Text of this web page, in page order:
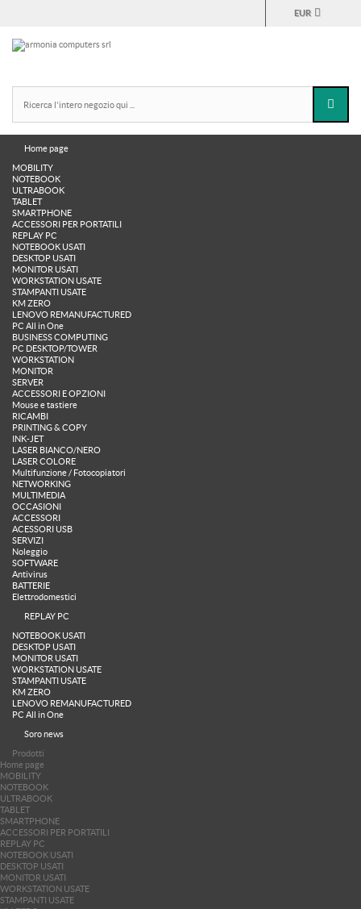
EUR
Home page
MOBILITY
NOTEBOOK
ULTRABOOK
TABLET
SMARTPHONE
ACCESSORI PER PORTATILI
REPLAY PC
NOTEBOOK USATI
DESKTOP USATI
MONITOR USATI
WORKSTATION USATE
STAMPANTI USATE
KM ZERO
LENOVO REMANUFACTURED
PC All in One
BUSINESS COMPUTING
PC DESKTOP/TOWER
WORKSTATION
MONITOR
SERVER
ACCESSORI E OPZIONI
Mouse e tastiere
RICAMBI
PRINTING & COPY
INK-JET
LASER BIANCO/NERO
LASER COLORE
Multifunzione / Fotocopiatori
NETWORKING
MULTIMEDIA
OCCASIONI
ACCESSORI
ACESSORI USB
SERVIZI
Noleggio
SOFTWARE
Antivirus
BATTERIE
Elettrodomestici
REPLAY PC
NOTEBOOK USATI
DESKTOP USATI
MONITOR USATI
WORKSTATION USATE
STAMPANTI USATE
KM ZERO
LENOVO REMANUFACTURED
PC All in One
Soro news
Prodotti
Home page
MOBILITY
NOTEBOOK
ULTRABOOK
TABLET
SMARTPHONE
ACCESSORI PER PORTATILI
REPLAY PC
NOTEBOOK USATI
DESKTOP USATI
MONITOR USATI
WORKSTATION USATE
STAMPANTI USATE